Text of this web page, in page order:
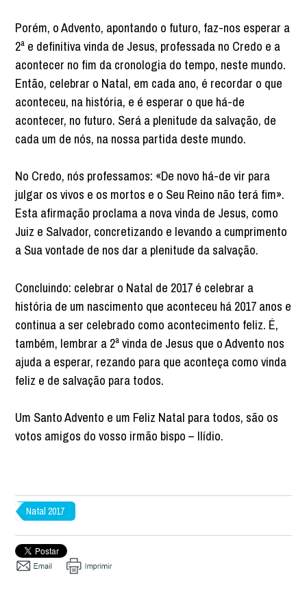
Porém, o Advento, apontando o futuro, faz-nos esperar a
2ª e definitiva vinda de Jesus, professada no Credo e a
acontecer no fim da cronologia do tempo, neste mundo.
Então, celebrar o Natal, em cada ano, é recordar o que
aconteceu, na história, e é esperar o que há-de
acontecer, no futuro. Será a plenitude da salvação, de
cada um de nós, na nossa partida deste mundo.
No Credo, nós professamos: «De novo há-de vir para
julgar os vivos e os mortos e o Seu Reino não terá fim».
Esta afirmação proclama a nova vinda de Jesus, como
Juiz e Salvador, concretizando e levando a cumprimento
a Sua vontade de nos dar a plenitude da salvação.
Concluindo: celebrar o Natal de 2017 é celebrar a
história de um nascimento que aconteceu há 2017 anos e
continua a ser celebrado como acontecimento feliz. É,
também, lembrar a 2ª vinda de Jesus que o Advento nos
ajuda a esperar, rezando para que aconteça como vinda
feliz e de salvação para todos.
Um Santo Advento e um Feliz Natal para todos, são os
votos amigos do vosso irmão bispo – Ilídio.
Natal 2017